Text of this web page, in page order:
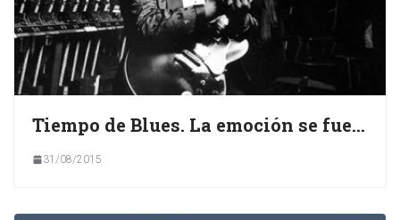
Tiempo de Blues. La emoción se fue…
31/08/2015